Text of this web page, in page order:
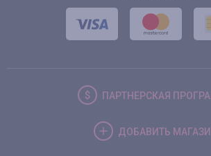
ПАРТНЕРСКАЯ
ДОБАВИТЬ